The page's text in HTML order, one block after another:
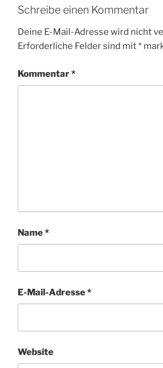
Schreibe einen Kommentar
Deine E-Mail-Adresse wird nicht
Erforderliche Felder sind mit*
Kommentar*
Name*
E-Mail-Adresse*
Website